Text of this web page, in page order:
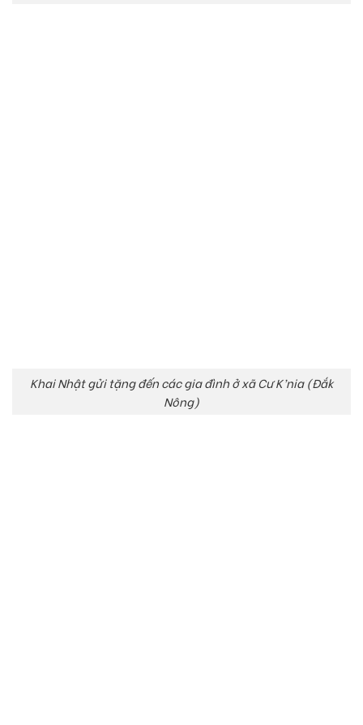
Khai Nhật gửi tặng đến các gia đình ở xã Cư K’nia (Đắk
Nông)